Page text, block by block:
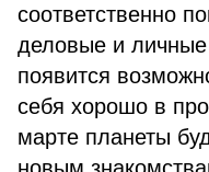
соответственно
деловые и
появится
себя хорошо в
марте планеты